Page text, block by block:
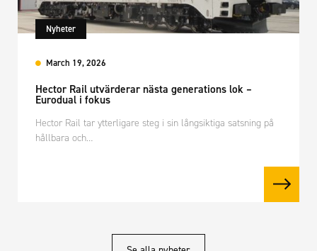
Nyheter
March 19, 2026
Hector Rail utvärderar nästa generations lok –
Eurodual i fokus
Hector Rail tar ytterligare steg i sin långsiktiga satsning på
hållbara och…